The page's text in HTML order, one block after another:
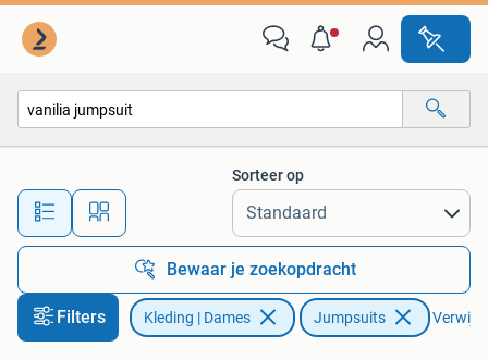
Alle afstanden…
Sorteer op
Bewaar je zoekopdracht
Filters Kleding | Dames Jumpsuits